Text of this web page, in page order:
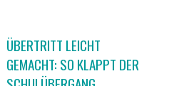
ÜBERTRITT LEICHT
GEMACHT: SO KLAPPT DER